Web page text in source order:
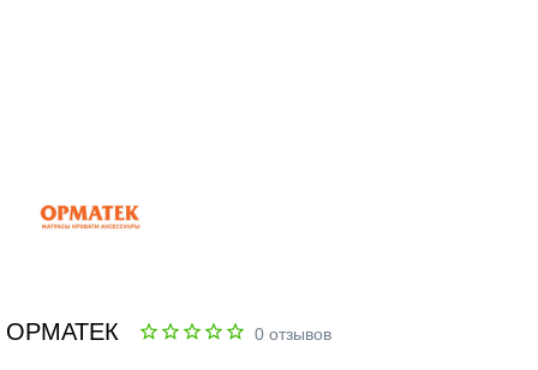
ОРМАТЕК 0 отзывов